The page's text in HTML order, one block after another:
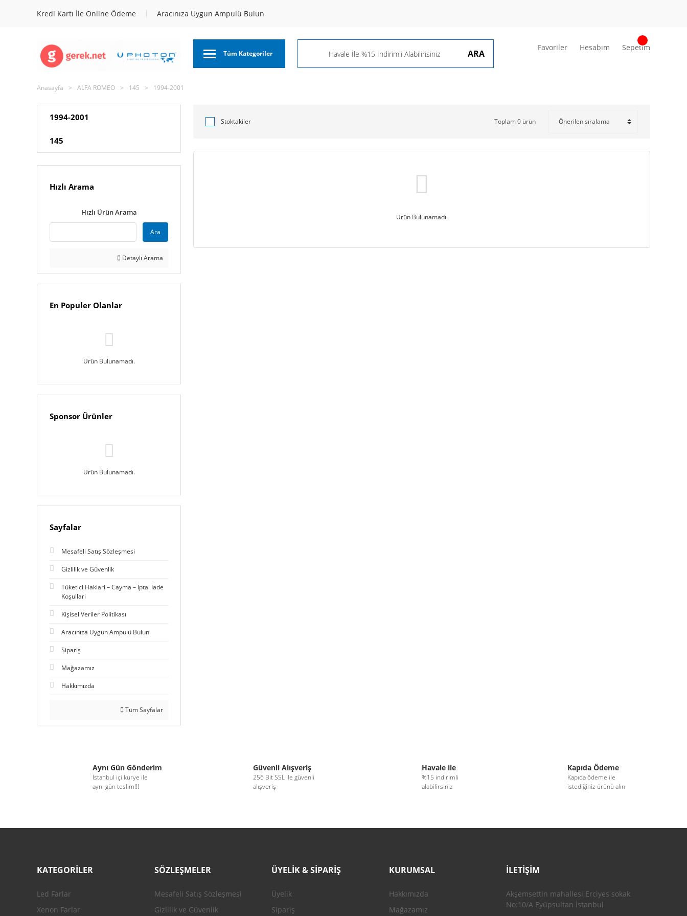
Kredi Kartı İle Online Ödeme Aracınıza Uygun Ampulü Bulun
Tüm Kategoriler ARA
Favoriler Hesabım Sepetim
Anasayfa ALFA ROMEO 145 1994-2001
1994-2001
145
Hızlı Arama
Hızlı Ürün Arama
Ara
Detaylı Arama
En Populer Olanlar
Ürün Bulunamadı.
Sponsor Ürünler
Ürün Bulunamadı.
Sayfalar
Mesafeli Satış Sözleşmesi
Gizlilik ve Güvenlik
Tüketici Haklari – Cayma – İptal İade
Koşullari
Kişisel Veriler Politikası
Aracınıza Uygun Ampulü Bulun
Sipariş
Mağazamız
Hakkımızda
Tüm Sayfalar
Stoktakiler Toplam 0 ürün
Ürün Bulunamadı.
Aynı Gün Gönderim
İstanbul içi kurye ile
aynı gün teslim!!!
Güvenli Alışveriş
256 Bit SSL ile güvenli
alışveriş
Havale ile
%15 indirimli
alabilirsiniz
Kapıda Ödeme
Kapıda ödeme ile
istediğiniz ürünü alın
KATEGORİLER
Led Farlar
Xenon Farlar
SÖZLEŞMELER
Mesafeli Satış Sözleşmesi
Gizlilik ve Güvenlik
ÜYELİK & SİPARİŞ
Üyelik
Sipariş
KURUMSAL
Hakkımızda
Mağazamız
İLETİŞİM
Akşemsettin mahallesi Erciyes sokak
No:10/A Eyüpsultan İstanbul